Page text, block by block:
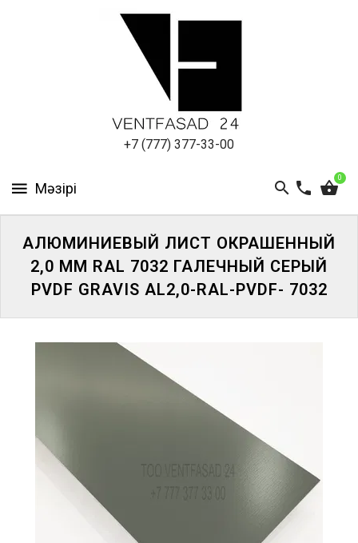
+7 (777) 377-33-00
0
ПАНЕЛИ
АЛЮМИНИЕВЫЙ ЛИСТ ОКРАШЕННЫЙ
2,0 ММ RAL 7032 ГАЛЕЧНЫЙ СЕРЫЙ
PVDF GRAVIS AL2,0-RAL-PVDF- 7032